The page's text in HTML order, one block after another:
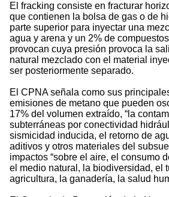
El fracking consiste en fracturar
que contienen la bolsa de gas o de
parte superior para inyectar una
agua y arena y un 2% de
provocan cuya presión provoca la
natural mezclado con el material
ser posteriormente separado.
El CPNA señala como sus
emisiones de metano que pueden
17% del volumen extraído, “la
subterráneas por conectividad
sismicidad inducida, el retorno de
aditivos y otros materiales del
impactos “sobre el aire, el consumo
el medio natural, la biodiversidad, el
agricultura, la ganadería, la salud